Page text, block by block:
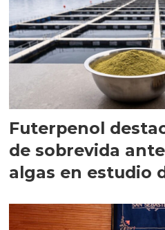
Futerpenol
de sobrevida
algas en estudio